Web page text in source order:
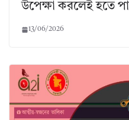
উপেক্ষা করলেই হতে
13/06/2026